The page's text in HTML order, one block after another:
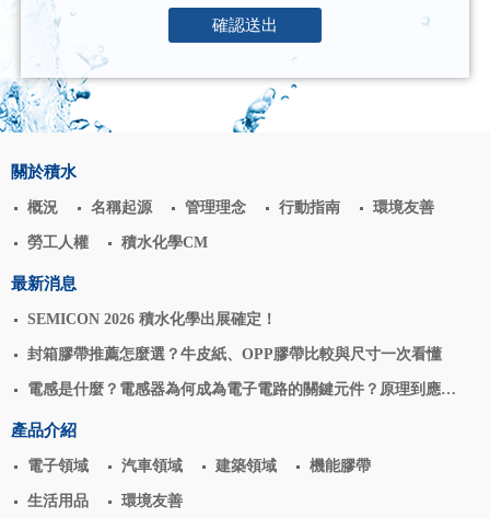
確認送出
關於積水
概況 名稱起源 管理理念 行動指南 環境友善
勞工人權 積水化學CM
最新消息
SEMICON 2026 積水化學出展確定！
封箱膠帶推薦怎麼選？牛皮紙、OPP膠帶比較與尺寸一次看懂
電感是什麼？電感器為何成為電子電路的關鍵元件？原理到應用
產品介紹
電子領域 汽車領域 建築領域 機能膠帶
生活用品 環境友善